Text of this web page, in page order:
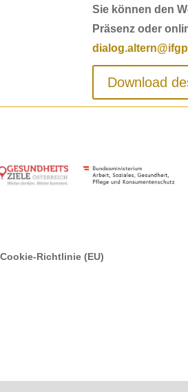
Sie können den
Präsenz oder
Download
Cookie-Richtlinie (EU)